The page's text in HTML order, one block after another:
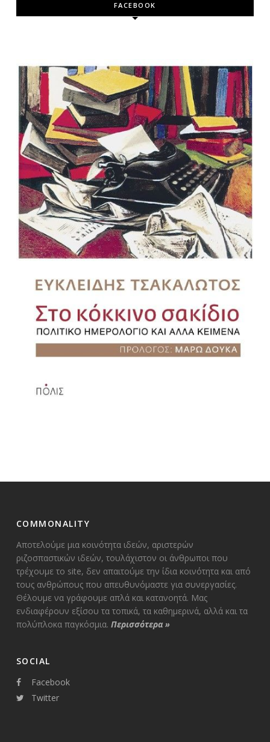
FACEBOOK
COMMONALITY
Αποτελούμε μια κοινότητα ιδεών, αριστερών
ριζοσπαστικών ιδεών, τουλάχιστον οι άνθρωποι που
τρέχουμε το site, δεν απαιτούμε την ίδια κοινότητα και από
τους ανθρώπους που απευθυνόμαστε για συνεργασίες.
Θέλουμε να γράφουμε απλά και κατανοητά. Μας
ενδιαφέρουν εξίσου τα τοπικά, τα καθημερινά, αλλά και τα
πολύπλοκα παγκόσμια. Περισσότερα»
SOCIAL
Facebook
Twitter